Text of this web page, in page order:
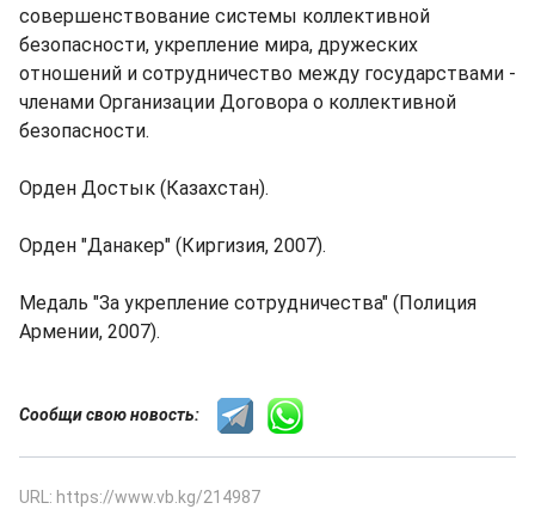
совершенствование системы коллективной
безопасности, укрепление мира, дружеских
отношений и сотрудничество между государствами -
членами Организации Договора о коллективной
безопасности.
Орден Достык (Казахстан).
Орден "Данакер" (Киргизия, 2007).
Медаль "За укрепление сотрудничества" (Полиция
Армении, 2007).
Сообщи свою новость:
URL: https://www.vb.kg/214987